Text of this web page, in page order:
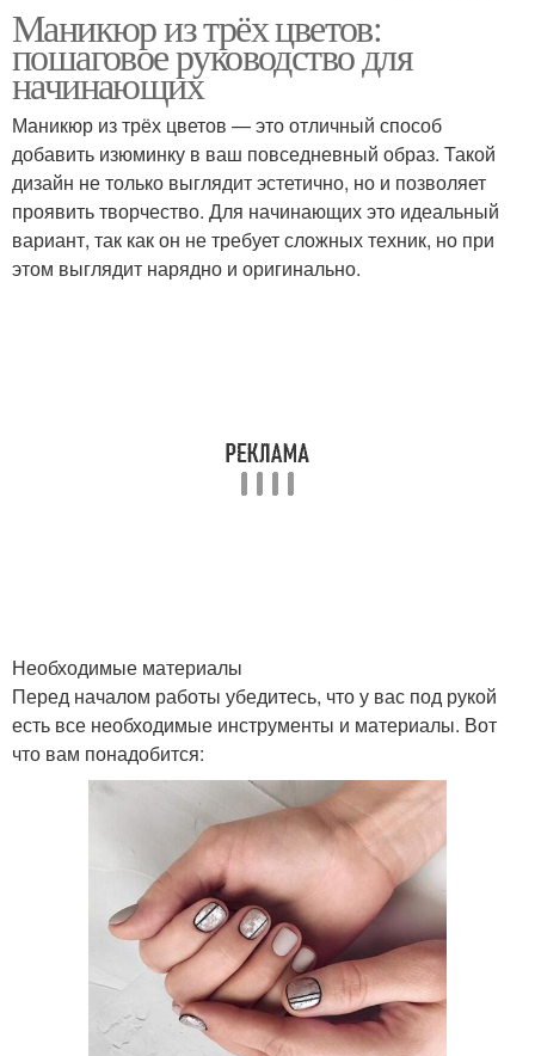
Нежный маникюр Французский маникюр
Глиттер в маникюре Красивый маникюр
Маникюр из трёх цветов:
пошаговое руководство для
начинающих
Маникюр из трёх цветов — это отличный способ
добавить изюминку в ваш повседневный образ. Такой
дизайн не только выглядит эстетично, но и позволяет
проявить творчество. Для начинающих это идеальный
вариант, так как он не требует сложных техник, но при
этом выглядит нарядно и оригинально.
Необходимые материалы
Перед началом работы убедитесь, что у вас под рукой
есть все необходимые инструменты и материалы. Вот
что вам понадобится: